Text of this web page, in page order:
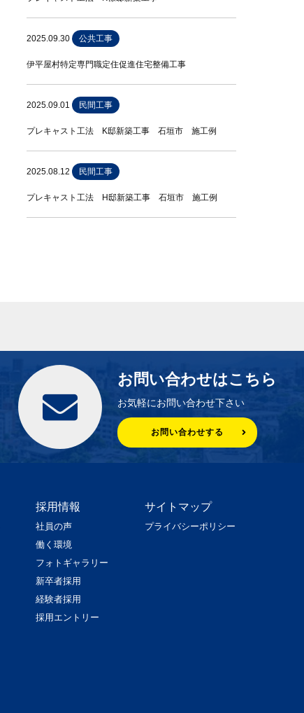
2025.09.30 公共工事
伊平屋村特定専門職定住促進住宅整備工事
2025.09.01 民間工事
プレキャスト工法 K邸新築工事 石垣市 施工例
2025.08.12 民間工事
プレキャスト工法 H邸新築工事 石垣市 施工例
お問い合わせはこちら
お気軽にお問い合わせ下さい
お問い合わせする
採用情報
社員の声
働く環境
フォトギャラリー
新卒者採用
経験者採用
採用エントリー
サイトマップ
プライバシーポリシー